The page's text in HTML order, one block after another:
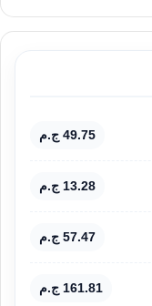
49.75 ج.م
13.28 ج.م
57.47 ج.م
161.81 ج.م